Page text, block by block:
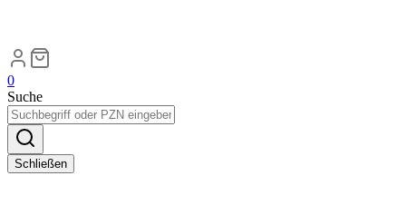
0
Suche
Schließen